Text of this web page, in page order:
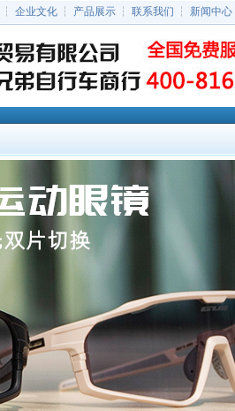
┆ 企业文化 ┆ 产品展示 ┆ 联系我们 ┆ 新闻中心